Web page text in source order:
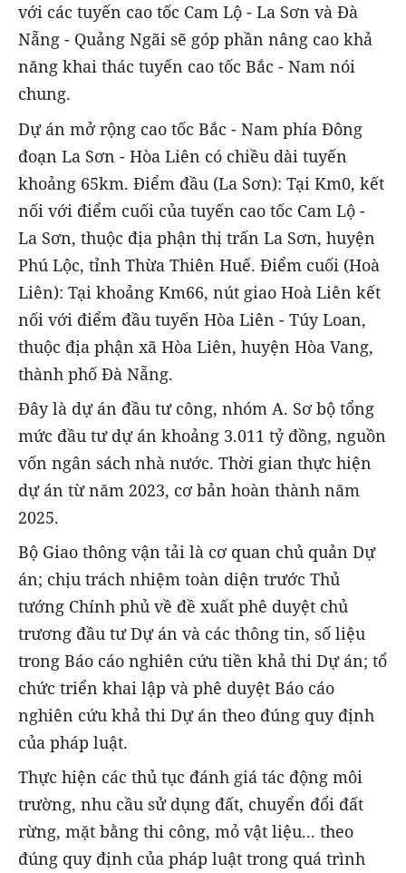
với các tuyến cao tốc Cam Lộ - La Sơn và Đà
Nẵng - Quảng Ngãi sẽ góp phần nâng cao khả
năng khai thác tuyến cao tốc Bắc - Nam nói
chung.
Dự án mở rộng cao tốc Bắc - Nam phía Đông
đoạn La Sơn - Hòa Liên có chiều dài tuyến
khoảng 65km. Điểm đầu (La Sơn): Tại Km0, kết
nối với điểm cuối của tuyến cao tốc Cam Lộ -
La Sơn, thuộc địa phận thị trấn La Sơn, huyện
Phú Lộc, tỉnh Thừa Thiên Huế. Điểm cuối (Hoà
Liên): Tại khoảng Km66, nút giao Hoà Liên kết
nối với điểm đầu tuyến Hòa Liên - Túy Loan,
thuộc địa phận xã Hòa Liên, huyện Hòa Vang,
thành phố Đà Nẵng.
Đây là dự án đầu tư công, nhóm A. Sơ bộ tổng
mức đầu tư dự án khoảng 3.011 tỷ đồng, nguồn
vốn ngân sách nhà nước. Thời gian thực hiện
dự án từ năm 2023, cơ bản hoàn thành năm
2025.
Bộ Giao thông vận tải là cơ quan chủ quản Dự
án; chịu trách nhiệm toàn diện trước Thủ
tướng Chính phủ về đề xuất phê duyệt chủ
trương đầu tư Dự án và các thông tin, số liệu
trong Báo cáo nghiên cứu tiền khả thi Dự án; tổ
chức triển khai lập và phê duyệt Báo cáo
nghiên cứu khả thi Dự án theo đúng quy định
của pháp luật.
Thực hiện các thủ tục đánh giá tác động môi
trường, nhu cầu sử dụng đất, chuyển đổi đất
rừng, mặt bằng thi công, mỏ vật liệu... theo
đúng quy định của pháp luật trong quá trình